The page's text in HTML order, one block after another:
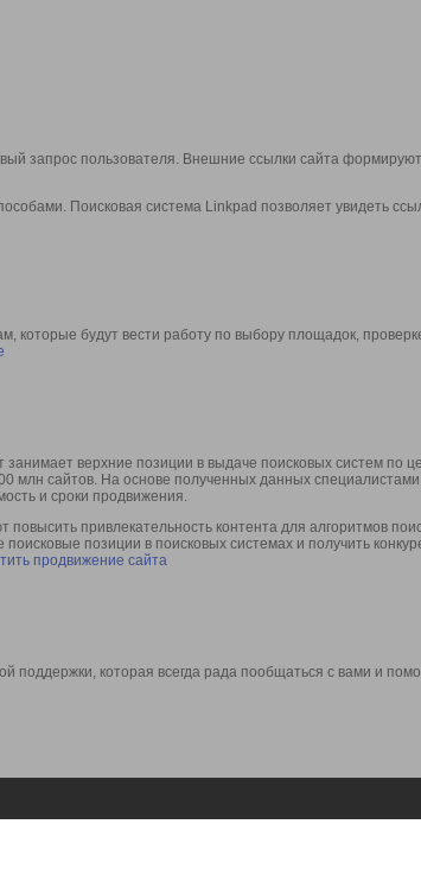
запрос пользователя. Внешние ссылки сайта формируют
Поисковая система Linkpad позволяет увидеть
будут вести работу по выбору площадок,
верхние позиции в выдаче поисковых систем
млн сайтов. На основе полученных данных
и сроки продвижения.
привлекательность контента для алгоритмов
позиции в поисковых системах и получить
продвижение сайта
поддержки, которая всегда рада пообщаться с вами и